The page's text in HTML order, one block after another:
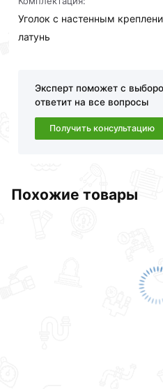
Уголок с настенным
латунь
Эксперт поможет с
ответит на все вопросы
Получить консультацию
Похожие товары